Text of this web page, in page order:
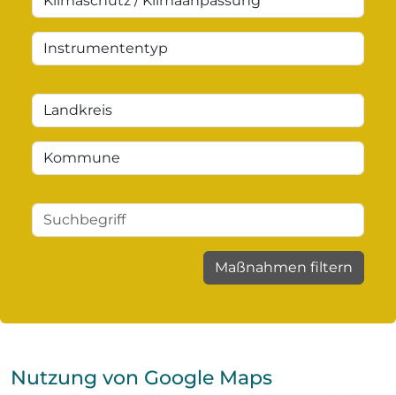
Maßnahmen filtern
Nutzung von Google Maps